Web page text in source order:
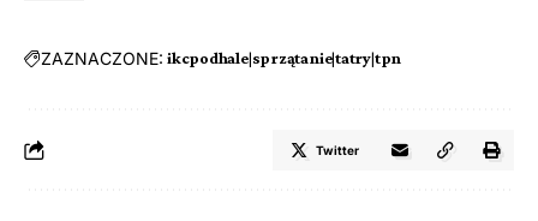
ZAZNACZONE: ikcpodhale|sprzątanie|tatry|tpn
Twitter